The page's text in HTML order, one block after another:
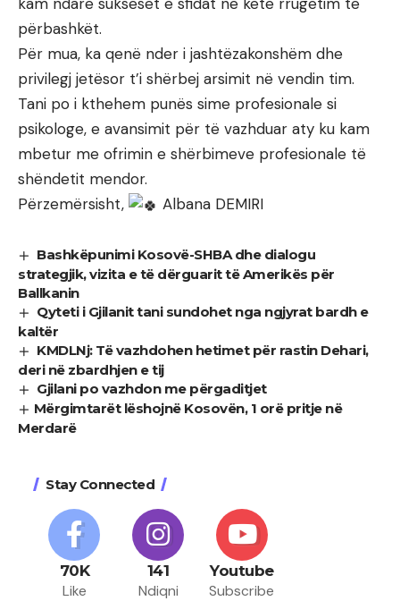
kam ndarë sukseset e sfidat në këtë rrugëtim të
përbashkët.
Për mua, ka qenë nder i jashtëzakonshëm dhe
privilegj jetësor t’i shërbej arsimit në vendin tim.
Tani po i kthehem punës sime profesionale si
psikologe, e avansimit për të vazhduar aty ku kam
mbetur me ofrimin e shërbimeve profesionale të
shëndetit mendor.
Përzemërsisht,
Albana DEMIRI
Bashkëpunimi Kosovë-SHBA dhe dialogu
strategjik, vizita e të dërguarit të Amerikës për
Ballkanin
Qyteti i Gjilanit tani sundohet nga ngjyrat bardh e
kaltër
KMDLNj: Të vazhdohen hetimet për rastin Dehari,
deri në zbardhjen e tij
Gjilani po vazhdon me përgaditjet
​Mërgimtarët lëshojnë Kosovën, 1 orë pritje në
Merdarë
Stay Connected
70K
Like
141
Ndiqni
Youtube
Subscribe